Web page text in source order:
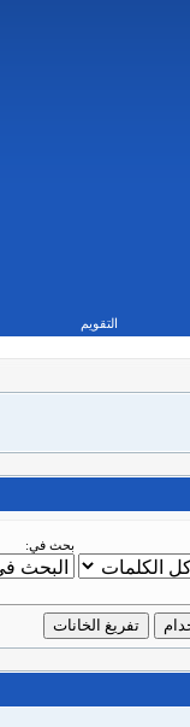
التقويم
بحث في: